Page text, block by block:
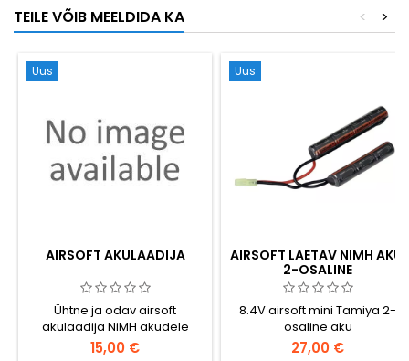
kollektsionääridele. Akut ei
ole vaja.
TEILE VÕIB MEELDIDA KA >
<
Uus
AIRSOFT AKULAADIJA
Ühtne ja odav airsoft
akulaadija NiMH akudele
15,00 €
Uus
AIRSOFT LAETAV NIMH AKU,
2-OSALINE
8.4V airsoft mini Tamiya 2-
osaline aku
27,00 €